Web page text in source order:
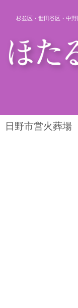
杉並区・世田谷区・中
日野市営火葬場